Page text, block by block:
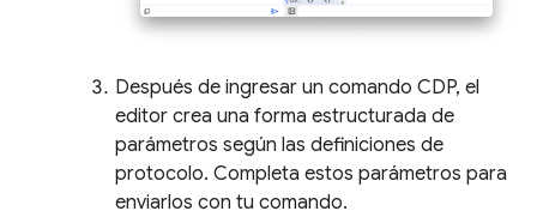
Después de ingresar un comando CDP, el
editor crea una forma estructurada de
parámetros según las definiciones de
protocolo. Completa estos parámetros para
enviarlos con tu comando.